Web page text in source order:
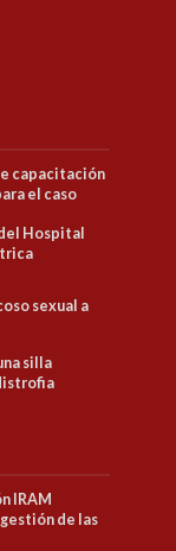
capacitación
el caso
Hospital
sexual a
silla
IRAM
de las